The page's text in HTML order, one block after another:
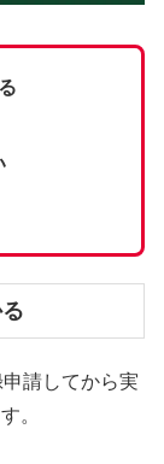
請してから実
。